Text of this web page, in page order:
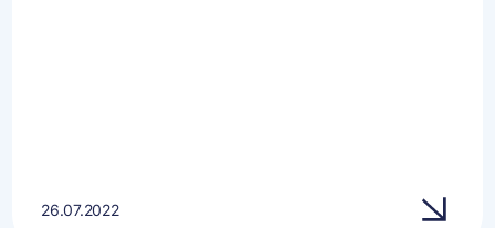
26.07.2022